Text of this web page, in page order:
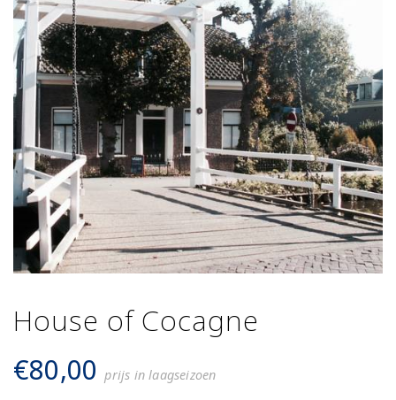
House of Cocagne
€80,00 prijs in laagseizoen